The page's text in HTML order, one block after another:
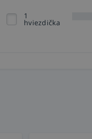
1
hviezdička